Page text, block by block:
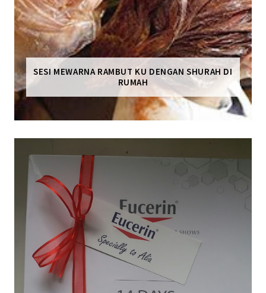
SESI MEWARNA RAMBUT KU DENGAN SHURAH DI
RUMAH